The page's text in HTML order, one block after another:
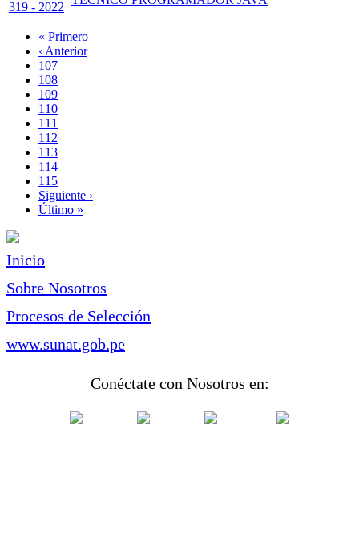
319 - 2022
Paginación
Primera
página
« Primero
Página
anterior
‹ Anterior
Page
107
Page
108
Page
109
Page
110
Página
actual
111
Page
112
Page
113
Page
114
Page
115
Siguiente
página
Siguiente ›
Última
Último »
Inicio
Sobre Nosotros
Procesos de Selección
www.sunat.gob.pe
Conéctate con Nosotros en: